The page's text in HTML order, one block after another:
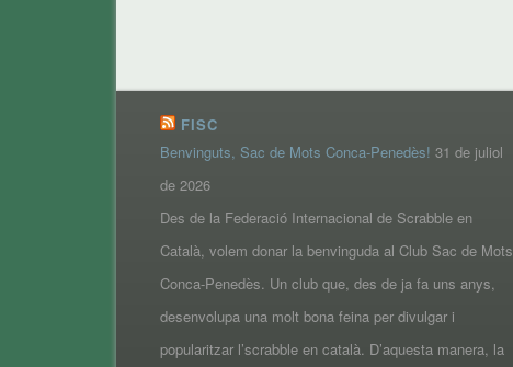
FISC
Benvinguts, Sac de Mots Conca-Penedès! 31 de juliol
de 2026
Des de la Federació Internacional de Scrabble en
Català, volem donar la benvinguda al Club Sac de Mots
Conca-Penedès. Un club que, des de ja fa uns anys,
desenvolupa una molt bona feina per divulgar i
popularitzar l’scrabble en català. D’aquesta manera, la